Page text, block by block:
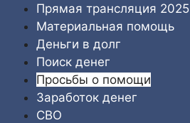
Перейти
содержимому
Прямая трансляция 2025
Материальная помощь
Деньги в долг
Поиск денег
Просьбы о помощи
Заработок денег
СВО